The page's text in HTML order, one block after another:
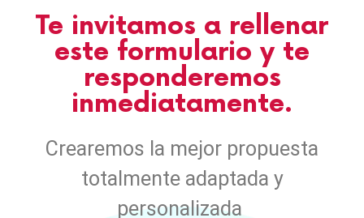
Te invitamos a rellenar
este formulario y te
responderemos
inmediatamente.
Crearemos la mejor propuesta
totalmente adaptada y
personalizada